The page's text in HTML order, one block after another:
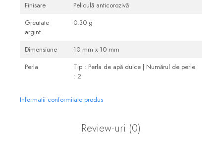
Finisare
Peliculă anticorozivă
Greutate
argint
0.30 g
Dimensiune
10 mm x 10 mm
Perla
Tip : Perla de apă dulce | Numărul de perle
: 2
Informatii conformitate produs
Review-uri (0)